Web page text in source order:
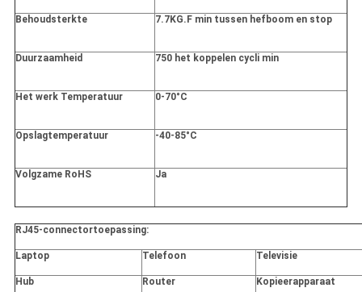
Behoudsterkte 7.7KG.F min tussen hefboom en stop
Duurzaamheid 750 het koppelen cycli min
Het werk Temperatuur 0-70°C
Opslagtemperatuur -40-85°C
Volgzame RoHS Ja
RJ45-connectortoepassing:
Laptop Telefoon Televisie
Hub Router Kopieerapparaat